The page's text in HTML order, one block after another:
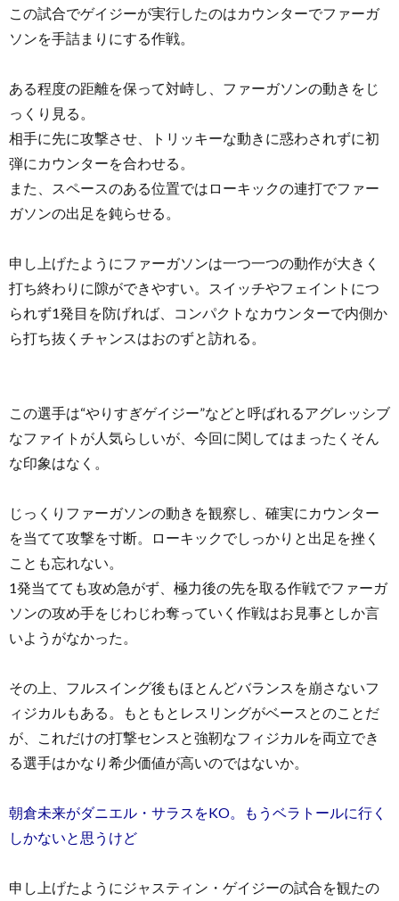
この試合でゲイジーが実行したのはカウンターでファーガ
ソンを手詰まりにする作戦。
ある程度の距離を保って対峙し、ファーガソンの動きをじ
っくり見る。
相手に先に攻撃させ、トリッキーな動きに惑わされずに初
弾にカウンターを合わせる。
また、スペースのある位置ではローキックの連打でファー
ガソンの出足を鈍らせる。
申し上げたようにファーガソンは一つ一つの動作が大きく
打ち終わりに隙ができやすい。スイッチやフェイントにつ
られず1発目を防げれば、コンパクトなカウンターで内側か
ら打ち抜くチャンスはおのずと訪れる。
この選手は“やりすぎゲイジー”などと呼ばれるアグレッシブ
なファイトが人気らしいが、今回に関してはまったくそん
な印象はなく。
じっくりファーガソンの動きを観察し、確実にカウンター
を当てて攻撃を寸断。ローキックでしっかりと出足を挫く
ことも忘れない。
1発当てても攻め急がず、極力後の先を取る作戦でファーガ
ソンの攻め手をじわじわ奪っていく作戦はお見事としか言
いようがなかった。
その上、フルスイング後もほとんどバランスを崩さないフ
ィジカルもある。もともとレスリングがベースとのことだ
が、これだけの打撃センスと強靭なフィジカルを両立でき
る選手はかなり希少価値が高いのではないか。
朝倉未来がダニエル・サラスをKO。もうベラトールに行く
しかないと思うけど
申し上げたようにジャスティン・ゲイジーの試合を観たの